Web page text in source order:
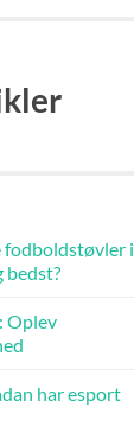
fodboldstøvler i
bedst?
Oplev
har esport